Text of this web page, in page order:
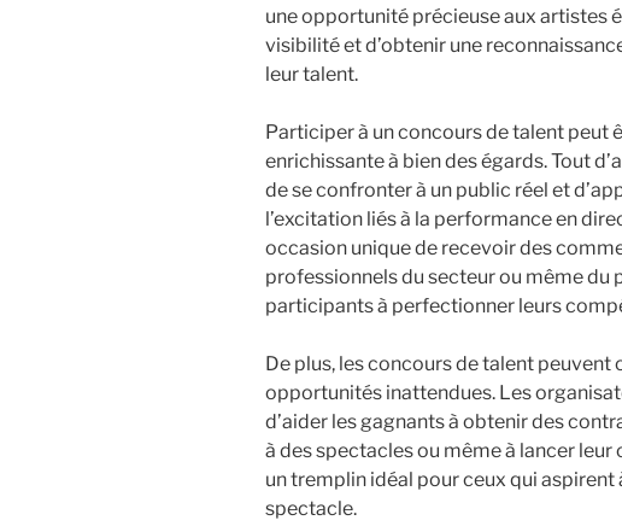
une opportunité précieuse aux artistes
visibilité et d’obtenir une
leur talent.
Participer à un concours de talent peut
enrichissante à bien des égards. Tout
de se confronter à un public réel et
l’excitation liés à la performance en
occasion unique de recevoir des
professionnels du secteur ou même du
participants à perfectionner leurs
De plus, les concours de talent
opportunités inattendues. Les
d’aider les gagnants à obtenir des
à des spectacles ou même à lancer leur
un tremplin idéal pour ceux qui aspirent
spectacle.